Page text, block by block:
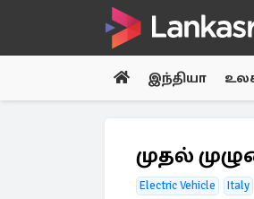
இந்தியா
முதல்
Electric Vehicle Italy